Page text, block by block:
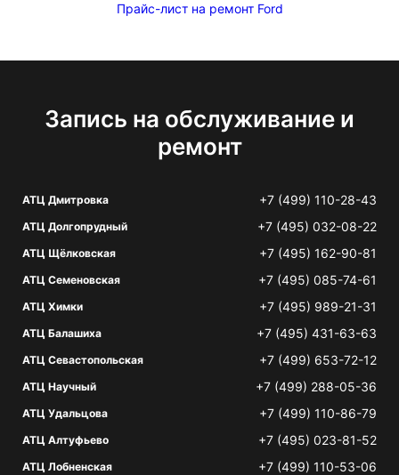
Прайс-лист на ремонт Ford
Запись на обслуживание и
ремонт
АТЦ Дмитровка +7 (499) 110-28-43
АТЦ Долгопрудный +7 (495) 032-08-22
АТЦ Щёлковская +7 (495) 162-90-81
АТЦ Семеновская +7 (495) 085-74-61
АТЦ Химки +7 (495) 989-21-31
АТЦ Балашиха +7 (495) 431-63-63
АТЦ Севастопольская +7 (499) 653-72-12
АТЦ Научный +7 (499) 288-05-36
АТЦ Удальцова +7 (499) 110-86-79
АТЦ Алтуфьево +7 (495) 023-81-52
АТЦ Лобненская +7 (499) 110-53-06